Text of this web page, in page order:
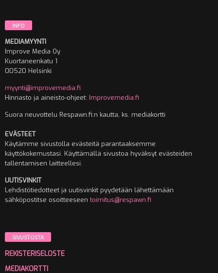
INFO
MEDIAMYYNTI
Improve Media Oy
Kuortaneenkatu 1
00520 Helsinki
myynti@improvemedia.fi
Hinnasto ja aineisto-ohjeet: Improvemedia.fi
Suora neuvottelu Respawn.fi:n kautta, ks. mediakortti
EVÄSTEET
Käytämme sivustolla evästeitä parantaaksemme
käyttökokemustasi. Käyttämällä sivustoa hyväksyt evästeiden
tallentamisen laitteellesi.
UUTISVINKIT
Lehdistötiedotteet ja uutisvinkit pyydetään lähettämään
sähköpostitse osoitteeseentoimitus@respawn.fi
SIVUSTOSTA
REKISTERISELOSTE
MEDIAKORTTI